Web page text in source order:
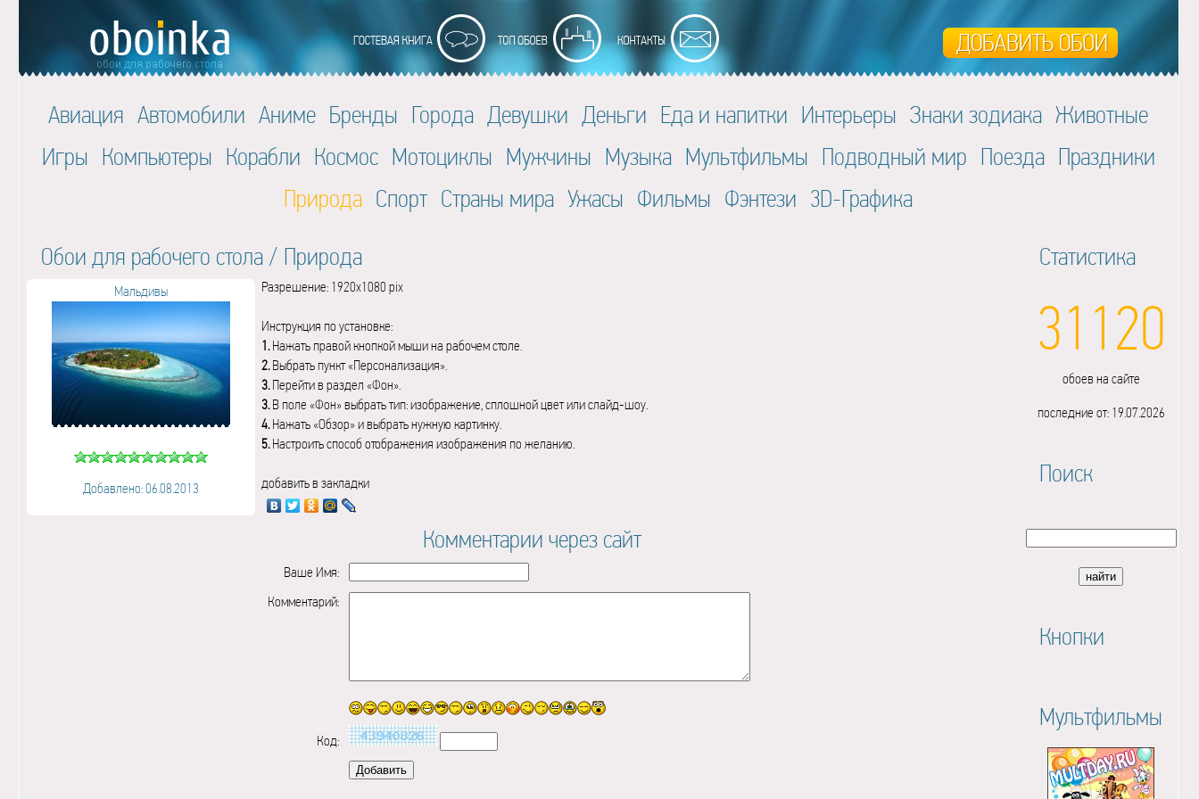
Авиация Автомобили Аниме Бренды Города Девушки Деньги Еда и напитки Интерьеры Знаки зодиака Животные
Игры Компьютеры Корабли Космос Мотоциклы Мужчины Музыка Мультфильмы Подводный мир Поезда Праздники
Природа Спорт Страны мира Ужасы Фильмы Фэнтези 3D-Графика
Обои для рабочего стола/ Природа
Мальдивы
Добавлено: 06.08.2013
Разрешение: 1920x1080 pix
Инструкция по установке:
1.Нажать правой кнопкой мыши на рабочем столе.
2.Выбрать пункт «Персонализация».
3.Перейти в раздел «Фон».
3.В поле «Фон» выбрать тип: изображение, сплошной цвет или слайд-шоу.
4.Нажать «Обзор» и выбрать нужную картинку.
5.Настроить способ отображения изображения по желанию.
добавить в закладки
Комментарии через сайт
Ваше Имя:
Комментарий:
Код:
Статистика
31120
обоев на сайте
последние от: 19.07.2026
Поиск
Кнопки
Мультфильмы